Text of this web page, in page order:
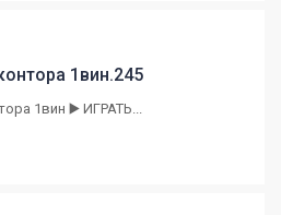
1вин.245
1вин ▶️ ИГРАТЬ...